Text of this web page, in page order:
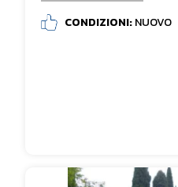
CONDIZIONI:NUOVO